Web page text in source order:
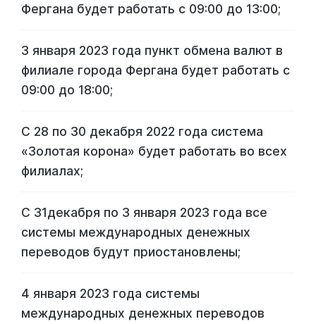
Фергана будет работать с 09:00 до 13:00;
3 января 2023 года пункт обмена валют в
филиале города Фергана будет работать с
09:00 до 18:00;
С 28 по 30 декабря 2022 года система
«Золотая корона» будет работать во всех
филиалах;
С 31декабря по 3 января 2023 года все
системы международных денежных
переводов будут приостановлены;
4 января 2023 года системы
международных денежных переводов